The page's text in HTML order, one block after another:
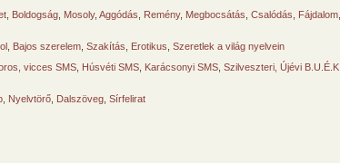
Boldogság Mosoly, Aggódás Remény, Megbocsátás Csalódás Fájdalom
Bajos szerelem Szakítás Erotikus Szeretlek a világ nyelvein
vicces SMS Húsvéti SMS Karácsonyi SMS Szilveszteri, Újévi B.U.É.K.
Nyelvtörő Dalszöveg Sírfelirat